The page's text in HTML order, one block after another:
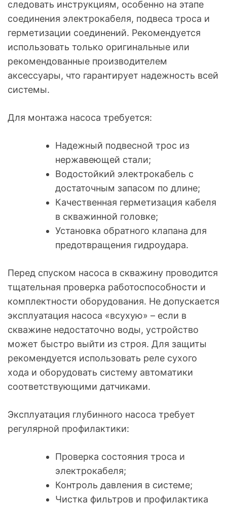
следовать инструкциям, особенно на этапе
соединения электрокабеля, подвеса троса и
герметизации соединений. Рекомендуется
использовать только оригинальные или
рекомендованные производителем
аксессуары, что гарантирует надежность всей
системы.
Для монтажа насоса требуется:
Надежный подвесной трос из
нержавеющей стали;
Водостойкий электрокабель с
достаточным запасом по длине;
Качественная герметизация кабеля
в скважинной головке;
Установка обратного клапана для
предотвращения гидроудара.
Перед спуском насоса в скважину проводится
тщательная проверка работоспособности и
комплектности оборудования. Не допускается
эксплуатация насоса «всухую» – если в
скважине недостаточно воды, устройство
может быстро выйти из строя. Для защиты
рекомендуется использовать реле сухого
хода и оборудовать систему автоматики
соответствующими датчиками.
Эксплуатация глубинного насоса требует
регулярной профилактики:
Проверка состояния троса и
электрокабеля;
Контроль давления в системе;
Чистка фильтров и профилактика